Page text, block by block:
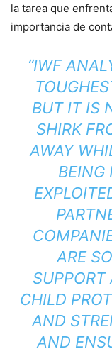
la tarea que
importancia de
“IWF
BUT IT IS
SHIRK
AWAY
BEING
ARE
CHILD
AND
AND